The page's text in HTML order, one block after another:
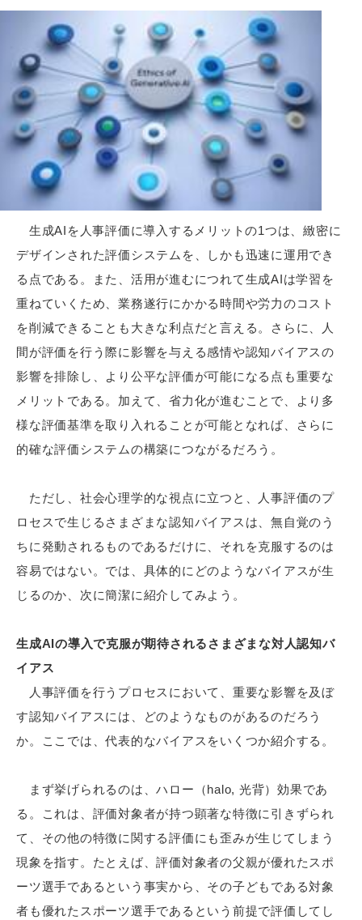
生成AIを人事評価に導入するメリットの1つは、緻密に
デザインされた評価システムを、しかも迅速に運用でき
る点である。また、活用が進むにつれて生成AIは学習を
重ねていくため、業務遂行にかかる時間や労力のコスト
を削減できることも大きな利点だと言える。さらに、人
間が評価を行う際に影響を与える感情や認知バイアスの
影響を排除し、より公平な評価が可能になる点も重要な
メリットである。加えて、省力化が進むことで、より多
様な評価基準を取り入れることが可能となれば、さらに
的確な評価システムの構築につながるだろう。
ただし、社会心理学的な視点に立つと、人事評価のプ
ロセスで生じるさまざまな認知バイアスは、無自覚のう
ちに発動されるものであるだけに、それを克服するのは
容易ではない。では、具体的にどのようなバイアスが生
じるのか、次に簡潔に紹介してみよう。
生成AIの導入で克服が期待されるさまざまな対人認知バ
イアス
人事評価を行うプロセスにおいて、重要な影響を及ぼ
す認知バイアスには、どのようなものがあるのだろう
か。ここでは、代表的なバイアスをいくつか紹介する。
まず挙げられるのは、ハロー（halo, 光背）効果であ
る。これは、評価対象者が持つ顕著な特徴に引きずられ
て、その他の特徴に関する評価にも歪みが生じてしまう
現象を指す。たとえば、評価対象者の父親が優れたスポ
ーツ選手であるという事実から、その子どもである対象
者も優れたスポーツ選手であるという前提で評価してし